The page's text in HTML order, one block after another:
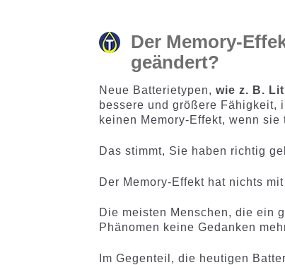
Der Memory-
geändert?
Neue Batterietypen,wie z. B.
bessere und größere Fähigkeit,
keinen Memory-Effekt, wenn
Das stimmt, Sie haben richtig
Der Memory-Effekt hat nichts
Die meisten Menschen, die ein
Phänomen keine Gedanken
Im Gegenteil, die heutigen